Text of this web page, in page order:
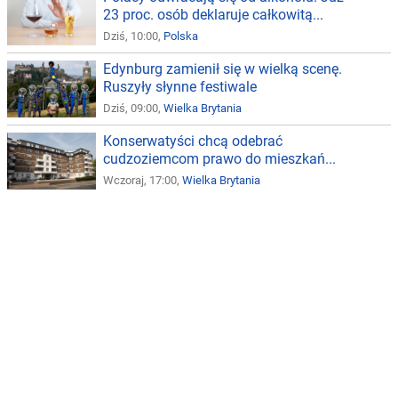
23 proc. osób deklaruje całkowitą...
Dziś, 10:00, Polska
Edynburg zamienił się w wielką scenę.
Ruszyły słynne festiwale
Dziś, 09:00, Wielka Brytania
Konserwatyści chcą odebrać
cudzoziemcom prawo do mieszkań...
Wczoraj, 17:00, Wielka Brytania